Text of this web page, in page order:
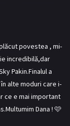
povestea , mi-
incredibilă,dar
Pakin.Finalul a
alte moduri care i-
ce e mai important
Dana ! 🩷